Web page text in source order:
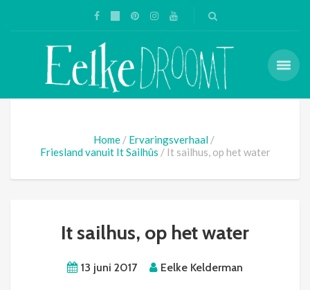
Home
Ervaringsverhaal
Friesland vanuit It Sailhûs
It sailhus, op het water
It sailhus, op het water
13 juni 2017 Eelke Kelderman